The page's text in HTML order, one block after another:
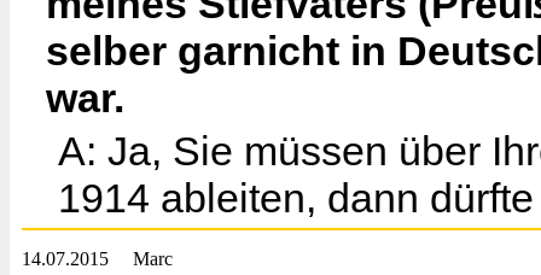
selber garnicht in
war.
A: Ja, Sie müssen über
1914 ableiten, dann
14.07.2015 Marc